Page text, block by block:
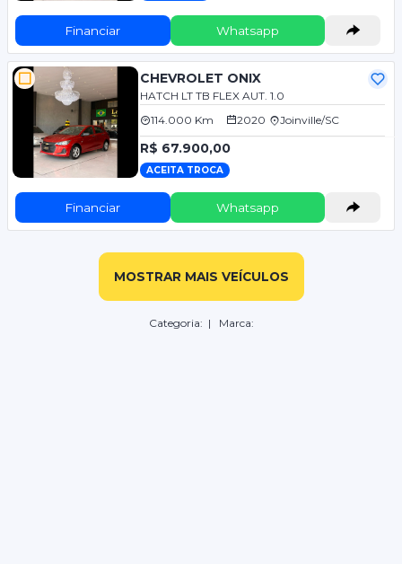
Financiar Whatsapp
CHEVROLET ONIX
HATCH LT TB FLEX AUT. 1.0
114.000 Km
2020 Joinville/SC
R$ 67.900,00
ACEITA TROCA
Financiar Whatsapp
MOSTRAR MAIS VEÍCULOS
Categoria: | Marca: